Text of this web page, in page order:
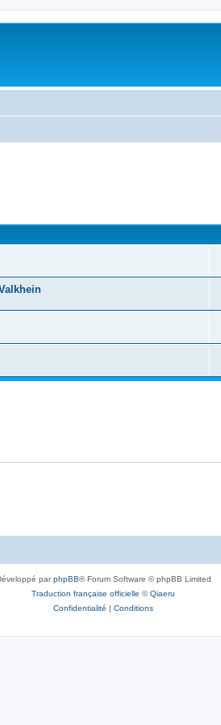
parphpBB® Forum Software © phpBB Limited
Traduction française officielle ©Qiaeru
Confidentialité | Conditions